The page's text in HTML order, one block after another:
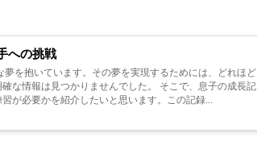
への挑戦
を抱いています。その夢を実現するためには、どれほど
な情報は見つかりませんでした。 そこで、息子の成長記
が必要かを紹介したいと思います。この記録...